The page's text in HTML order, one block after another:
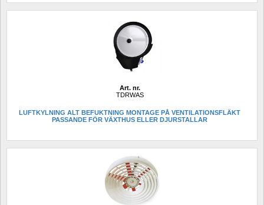
Art. nr.
TDRWAS
LUFTKYLNING ALT BEFUKTNING MONTAGE PÅ VENTILATIONSFLÄKT
PASSANDE FÖR VÄXTHUS ELLER DJURSTALLAR